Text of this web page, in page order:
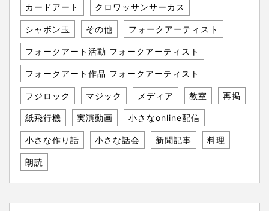
カードアート クロワッサンサーカス
シャボン玉 その他 フォークアーティスト
フォークアート活動 フォークアーティスト
フォークアート作品 フォークアーティスト
フジロック マジック メディア 教室 再掲
紙飛行機 実演動画 小さなonline配信
小さな作り話 小さな話会 新聞記事 料理
朗読